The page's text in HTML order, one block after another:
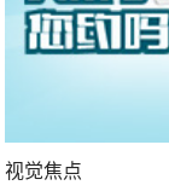
视觉焦点